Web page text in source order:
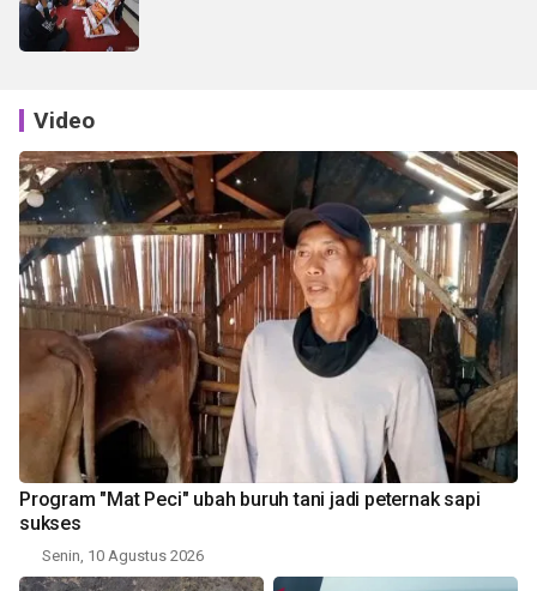
Video
Program "Mat Peci" ubah buruh tani jadi peternak sapi
sukses
Senin, 10 Agustus 2026